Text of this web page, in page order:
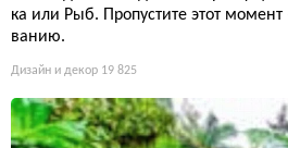
ка или Рыб. Пропустите этот момент
ванию.
Дизайн и декор 19 825